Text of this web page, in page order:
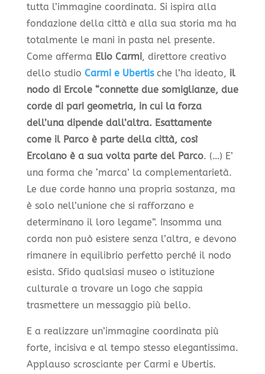
tutta l’immagine coordinata. Si ispira alla
fondazione della città e alla sua storia ma ha
totalmente le mani in pasta nel presente.
Come afferma Elio Carmi, direttore creativo
dello studio Carmi e Ubertische l’ha ideato, il
nodo di Ercole “connette due somiglianze, due
corde di pari geometria, in cui la forza
dell’una dipende dall’altra. Esattamente
come il Parco è parte della città, così
Ercolano è a sua volta parte del Parco. (…) E’
una forma che ‘marca’ la complementarietà.
Le due corde hanno una propria sostanza, ma
è solo nell’unione che si rafforzano e
determinano il loro legame”. Insomma una
corda non può esistere senza l’altra, e devono
rimanere in equilibrio perfetto perché il nodo
esista. Sfido qualsiasi museo o istituzione
culturale a trovare un logo che sappia
trasmettere un messaggio più bello.
E a realizzare un’immagine coordinata più
forte, incisiva e al tempo stesso elegantissima.
Applauso scrosciante per Carmi e Ubertis.